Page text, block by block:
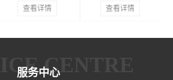
查看详情 查看详情
CENTRE
服务中心